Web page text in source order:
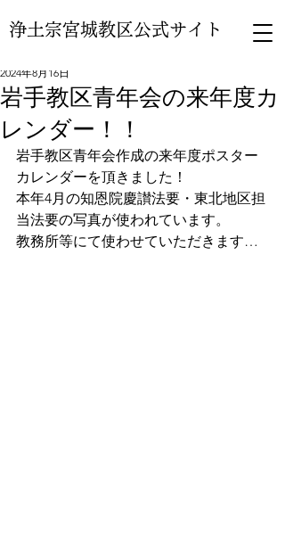
浄土宗宮城教区公式サイト
岩手教区青年会の来年度カ
レンダー！！
2024年8月16日
岩手教区青年会作成の来年度ポスター
カレンダーを頂きました！
本年4月の知恩院慶讃法要・東北地区担
当法要の写真が使われています。
教務所等にて使わせていただきます…